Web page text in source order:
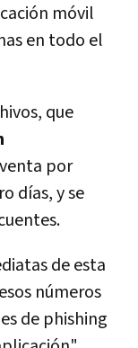
móvil
en todo el
que
por
días, y se
de esta
números
de phishing